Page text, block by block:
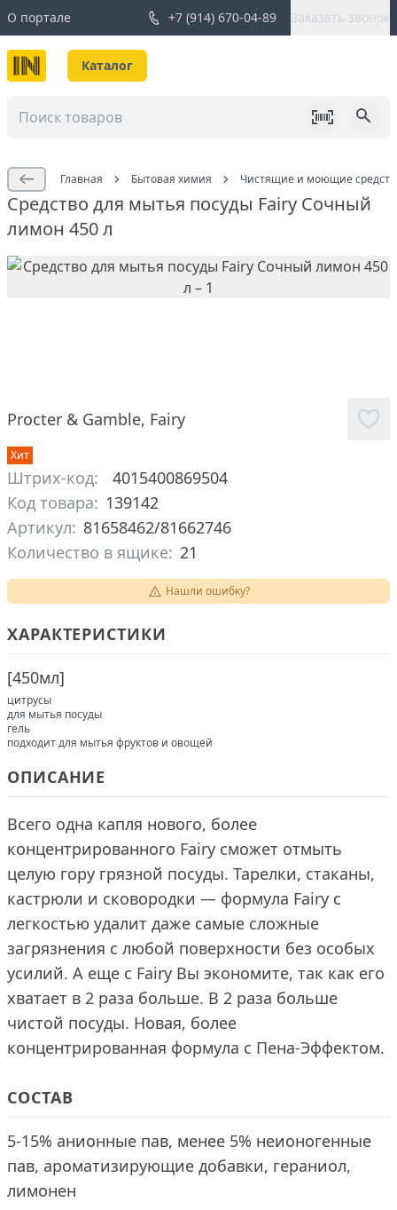
О портале +7 (914) 670-04-89 Заказать звонок
Каталог
Главная Бытовая химия Чистящие и моющие
Средство для мытья посуды Fairy Сочный
лимон 450 л
Procter & Gamble, Fairy
Хит
Штрих-код:
4015400869504
Код товара: 139142
Артикул: 81658462/81662746
Количество в ящике: 21
Нашли ошибку?
ХАРАКТЕРИСТИКИ
[450мл]
цитрусы
для мытья посуды
гель
подходит для мытья фруктов и овощей
ОПИСАНИЕ
Всего одна капля нового, более
концентрированного Fairy сможет отмыть
целую гору грязной посуды. Тарелки, стаканы,
кастрюли и сковородки — формула Fairy с
легкостью удалит даже самые сложные
загрязнения с любой поверхности без особых
усилий. А еще с Fairy Вы экономите, так как его
хватает в 2 раза больше. В 2 раза больше
чистой посуды. Новая, более
концентрированная формула с Пена-Эффектом.
СОСТАВ
5-15% анионные пав, менее 5% неионогенные
пав, ароматизирующие добавки, гераниол,
лимонен